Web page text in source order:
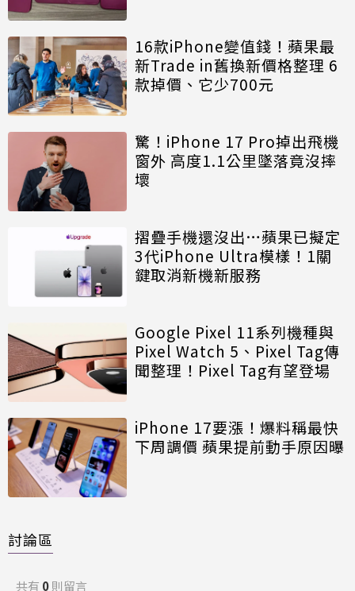
16款iPhone變值錢！蘋果最
新Trade in舊換新價格整理 6
款掉價、它少700元
驚！iPhone 17 Pro掉出飛機
窗外 高度1.1公里墜落竟沒摔
壞
摺疊手機還沒出…蘋果已擬定
3代iPhone Ultra模樣！1關
鍵取消新機新服務
Google Pixel 11系列機種與
Pixel Watch 5、Pixel Tag傳
聞整理！Pixel Tag有望登場
iPhone 17要漲！爆料稱最快
下周調價 蘋果提前動手原因曝
討論區
共有 0則留言